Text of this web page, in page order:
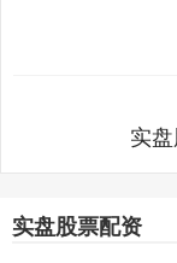
实
实盘股票配资